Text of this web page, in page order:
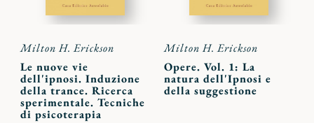
Milton H. Erickson
Le nuove vie
dell'ipnosi. Induzione
della trance. Ricerca
sperimentale. Tecniche
di psicoterapia
Milton H. Erickson
Opere. Vol. 1: La
natura dell'Ipnosi e
della suggestione